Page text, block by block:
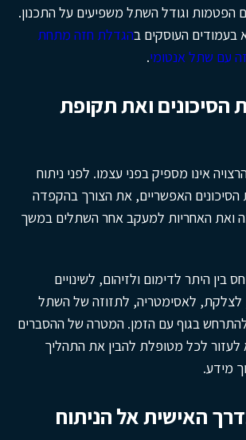
הפטמות וגודל השתל משפיעים על התכנון.
בעמודים העוסקים בהגדלת חזה מתחת
עם שתל אנטומי.
הסיכונים ואת תקופת
אינו מספיק בפני עצמו. לפני ניתוח
הסיכונים האפשריים, את הצורך בהקפדה
ואת האחריות למעקב אחר השתלים במשך
בין היתר לדימום ולזיהום, לשינויים
לצלקת, לאסימטריה, לתזוזה של השתל
להתרחש בגוף עם הזמן. המטרה של ההסברים
לעזור לכל מטופלת להבין את התהליך
מידע.
האישית אל הניתוח